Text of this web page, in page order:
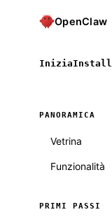
OpenClaw
IniziaInstall
PANORAMICA
Vetrina
Funzionalità
PRIMI PASSI